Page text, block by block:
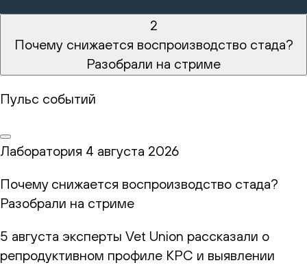
2
Почему снижается воспроизводство стада?
Разобрали на стриме
Пульс событий
Лаборатория 4 августа 2026
Почему снижается воспроизводство стада?
Разобрали на стриме
5 августа эксперты Vet Union рассказали о
репродуктивном профиле КРС и выявлении